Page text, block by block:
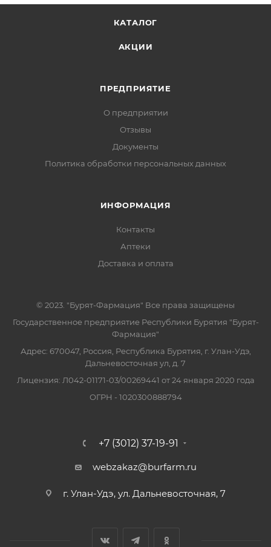
КАТАЛОГ
АКЦИИ
ПРЕДПРИЯТИЕ
О предприятии
Отзывы
Документы
Политика обработки персональных данных
ИНФОРМАЦИЯ
Контакты
Аптеки
Доставка и оплата
© 2023. "Бурят-Фармация" Все права защищены
Государственное предприятие Республики Бурятия "Бурят-
Фармация"
Адрес: 670047, Россия, Республика Бурятия, г. Улан-Удэ,
Дальневосточная ул, д. 7
Лицензия: Л042-01171-03/00269441 от 24 января 2020 года
ОГРН - 1020300888794
+7 (3012) 37-19-91
webzakaz@burfarm.ru
г. Улан-Удэ, ул. Дальневосточная, 7